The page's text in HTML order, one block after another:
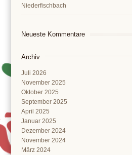
Niederfischbach
Neueste Kommentare
Archiv
Juli 2026
November 2025
Oktober 2025
September 2025
April 2025
Januar 2025
Dezember 2024
November 2024
März 2024